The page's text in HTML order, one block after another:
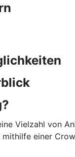
Vielzahl von
einer